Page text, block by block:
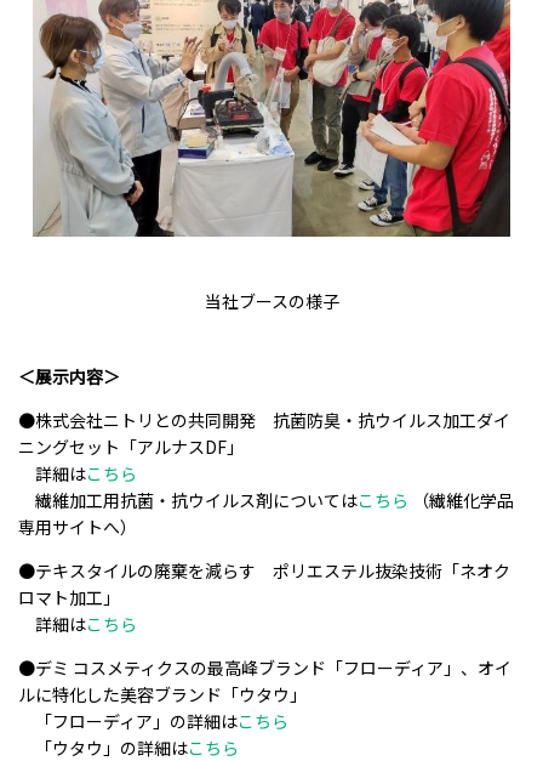
当社ブースの様子
＜展示内容＞
●株式会社ニトリとの共同開発 抗菌防臭・抗ウイルス加工ダイ
ニングセット「アルナスDF」
詳細はこちら
繊維加工用抗菌・抗ウイルス剤について はこちら （繊維化学品
専用サイトへ）
●テキスタイルの廃棄を減らす ポリエステル抜染技術「ネオク
ロマト加工」
詳細はこちら
●デミ コスメティクスの最高峰ブランド「フローディア」、 オイ
ルに特化した美容ブランド「ウタウ」
「フローディア」の詳細はこちら
「ウタウ」の詳細はこちら